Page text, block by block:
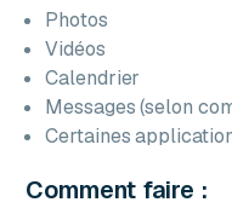
Photos
Vidéos
Calendrier
Messages (selon
Certaines
Comment faire :